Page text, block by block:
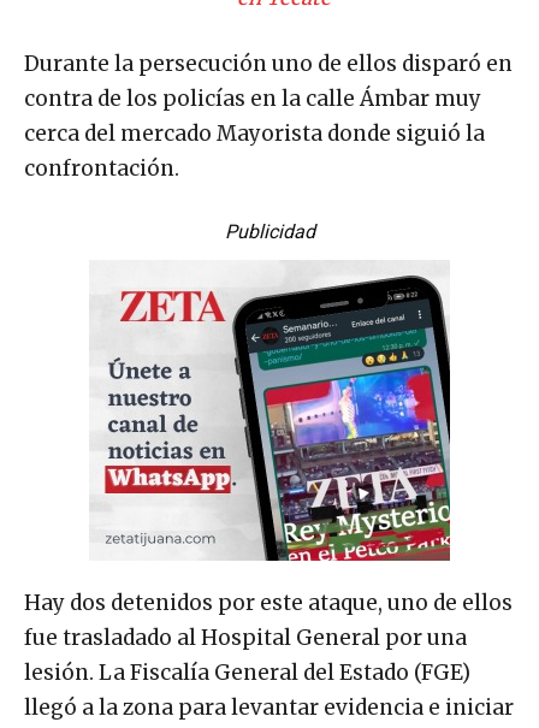
Durante la persecución uno de ellos disparó en
contra de los policías en la calle Ámbar muy
cerca del mercado Mayorista donde siguió la
confrontación.
Publicidad
Hay dos detenidos por este ataque, uno de ellos
fue trasladado al Hospital General por una
lesión. La Fiscalía General del Estado (FGE)
llegó a la zona para levantar evidencia e iniciar